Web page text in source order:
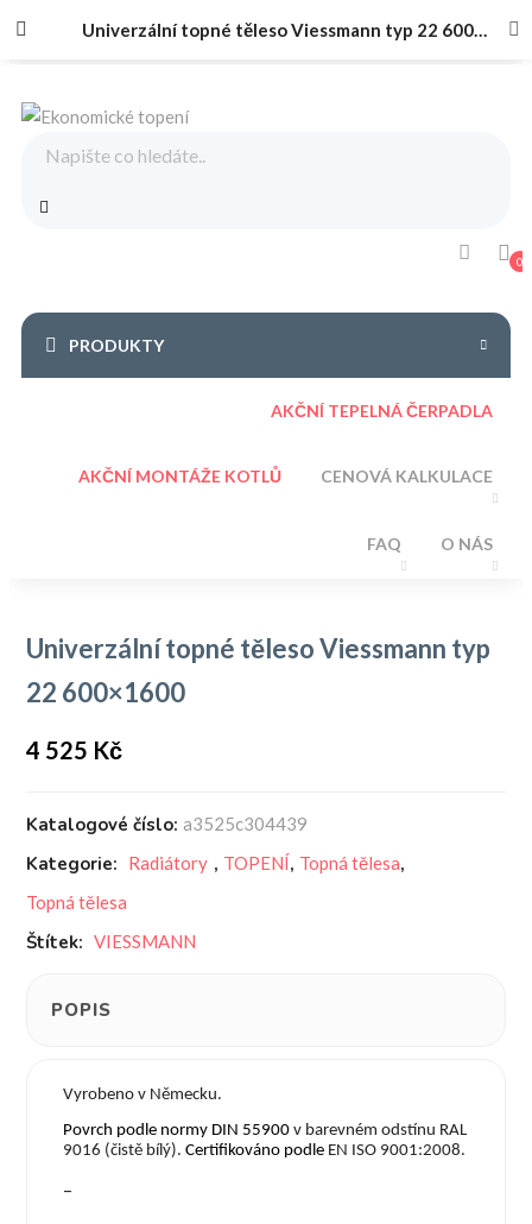
Univerzální topné těleso Viessmann typ 22 600×1600
0
PRODUKTY
AKČNÍ TEPELNÁ ČERPADLA
AKČNÍ MONTÁŽE KOTLŮ CENOVÁ KALKULACE
FAQ O NÁS
Univerzální topné těleso Viessmann typ
22 600×1600
4 525 Kč
Katalogové číslo:a3525c304439
Kategorie: Radiátory , TOPENÍ, Topná tělesa,
Topná tělesa
Štítek: VIESSMANN
POPIS
Vyrobeno v Německu.
Povrch podle normy DIN 55900v barevném odstínu RAL
9016 (čistě bílý).Certifikováno podle EN ISO 9001:2008.
–